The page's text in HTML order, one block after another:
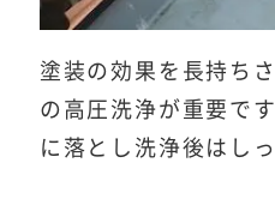
塗装の効果を長持ち
の高圧洗浄が重要で
に落とし洗浄後はし